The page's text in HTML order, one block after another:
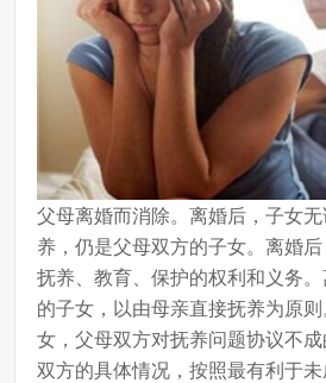
父母离婚而消除。离婚后，子女
养，仍是父母双方的子女。离婚
抚养、教育、保护的权利和义务
的子女，以由母亲直接抚养为原
女，父母双方对抚养问题协议不
双方的具体情况，按照最有利于